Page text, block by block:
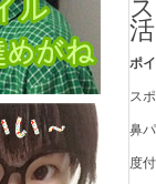
活
ポ
ス
鼻
度